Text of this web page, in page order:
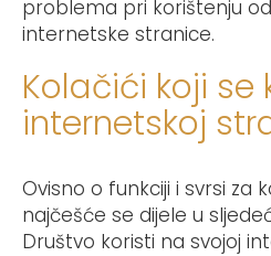
problema pri korištenju
internetske stranice.
Kolačići koji se
internetskoj
Ovisno o funkciji i svrsi za
najčešće se dijele u
Društvo koristi na svojoj